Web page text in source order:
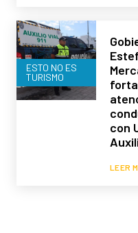
ESTO NO ES
TURISMO
con
LEER